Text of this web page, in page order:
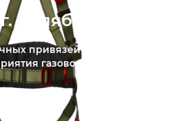
Челябинск
привязей для
газового хозяйства